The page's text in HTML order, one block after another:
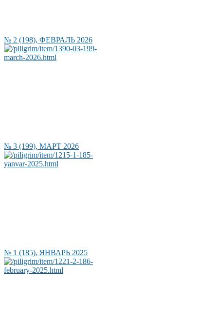
№ 2 (198), ФЕВРАЛЬ 2026
№ 3 (199), МАРТ 2026
№ 1 (185), ЯНВАРЬ 2025